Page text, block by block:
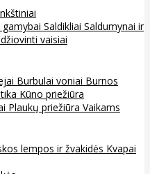
Saldikliai Saldumynai ir
vaisiai
Burbulai voniai Burnos
Kūno priežiūra
Plaukų priežiūra Vaikams
lempos ir žvakidės Kvapai